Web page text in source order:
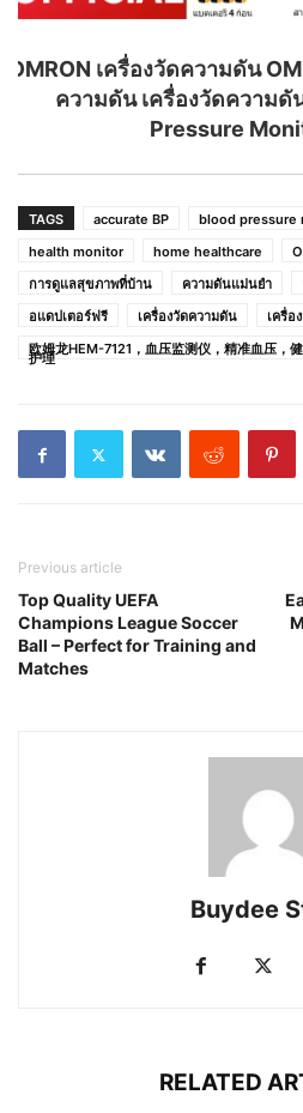
แท้ เครื่องวัด
หิต Blood
TAGS accurate BP blood pressure
health monitor
home healthcare
การดูแลสุขภาพที่บ้าน
ความดันแม่นยำ
อแดปเตอร์ฟรี
เครื่องวัดความดัน
เครื่อ
欧姆龙HEM-7121，血压监测仪，精准血压，
护理
Previous article
Top Quality UEFA
Champions League Soccer
Ball – Perfect for Training and
Matches
Buydee
RELATED